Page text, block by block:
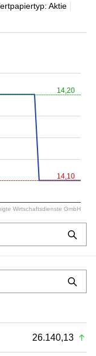
Aktie
14,20
14,10
Wirtschaftsdienste GmbH
26.140,13